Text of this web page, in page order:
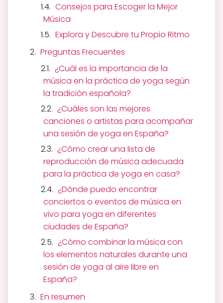
Consejos para Escoger la Mejor
Música
Explora y Descubre tu Propio Ritmo
Preguntas Frecuentes
¿Cuál es la importancia de la
música en la práctica de yoga según
la tradición española?
¿Cuáles son las mejores
canciones o artistas para acompañar
una sesión de yoga en España?
¿Cómo crear una lista de
reproducción de música adecuada
para la práctica de yoga en casa?
¿Dónde puedo encontrar
conciertos o eventos de música en
vivo para yoga en diferentes
ciudades de España?
¿Cómo combinar la música con
los elementos naturales durante una
sesión de yoga al aire libre en
España?
En resumen